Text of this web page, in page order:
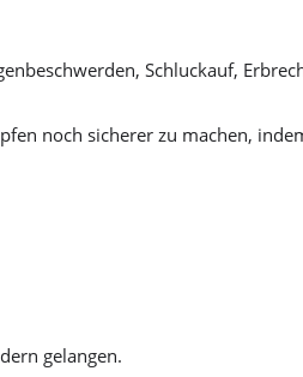
Schluckauf,
noch sicherer zu machen,
gelangen.